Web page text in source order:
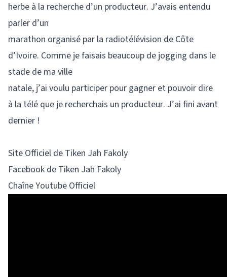
herbe à la recherche d’un producteur. J’avais entendu
parler d’un
marathon organisé par la radiotélévision de Côte
d’Ivoire. Comme je faisais beaucoup de jogging dans le
stade de ma ville
natale, j’ai voulu participer pour gagner et pouvoir dire
à la télé que je recherchais un producteur. J’ai fini avant
dernier !
Site Officiel de Tiken Jah Fakoly
Facebook de Tiken Jah Fakoly
Chaîne Youtube Officiel